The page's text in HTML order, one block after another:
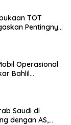
TOT
Pentingnya
Operasional
Bahlil
Saudi di
dengan AS,